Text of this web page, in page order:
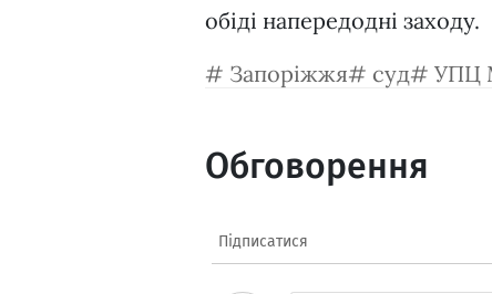
обіді напередодні заходу.
Запоріжжя
суд УПЦ
Обговорення
Підписатися